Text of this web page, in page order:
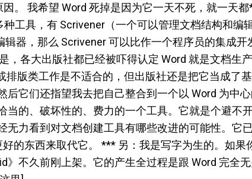
。 我希望 Word 死掉是因为它一天不死，就一天
工具，有 Scrivener（一个可以管理文档结构和编
器，那么 Scrivener 可以比作一个程序员的集成开
，各大出版社都已经被吓得认定 Word 就是文档生
排版类工作是不适合的，但出版社还是把它当成了
它们还指望我去把自己整合到一个以 Word 为中
当的、破坏性的、费力的一个工具。它就是个避不
力看到对文档创建工具有哪些改进的可能性。它
的东西来取代它。 *** 另：我是写字为生的。如果
》不久前刚上架。它的产生全过程是跟 Word 完全